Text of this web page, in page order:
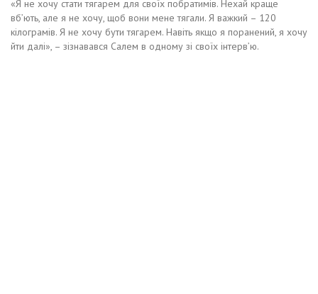
«Я не хочу стати тягарем для своїх побратимів. Нехай краще
вб’ють, але я не хочу, щоб вони мене тягали. Я важкий – 120
кілограмів. Я не хочу бути тягарем. Навіть якщо я поранений, я хочу
йти далі», – зізнавався Салем в одному зі своїх інтерв’ю.